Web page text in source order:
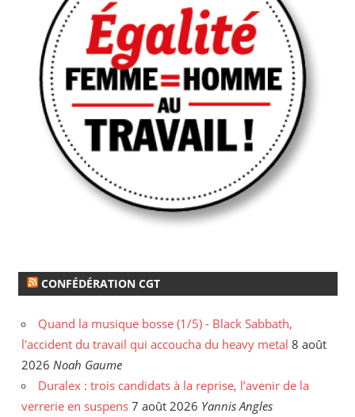
CONFÉDÉRATION CGT
Quand la musique bosse (1/5) - Black Sabbath,
l'accident du travail qui accoucha du heavy metal 8 août
2026 Noah Gaume
Duralex : trois candidats à la reprise, l’avenir de la
verrerie en suspens 7 août 2026 Yannis Angles